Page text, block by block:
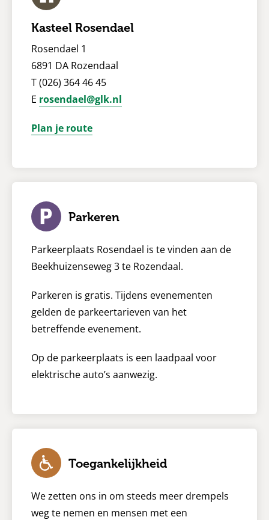
Kasteel Rosendael
Rosendael 1
6891 DA Rozendaal
T (026) 364 46 45
E rosendael@glk.nl
Plan je route
Parkeren
Parkeerplaats Rosendael is te vinden aan de
Beekhuizenseweg 3 te Rozendaal.
Parkeren is gratis. Tijdens evenementen
gelden de parkeertarieven van het
betreffende evenement.
Op de parkeerplaats is een laadpaal voor
elektrische auto’s aanwezig.
Toegankelijkheid
We zetten ons in om steeds meer drempels
weg te nemen en mensen met een